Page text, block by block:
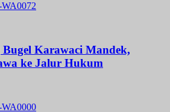
Karawaci Mandek,
ke Jalur Hukum